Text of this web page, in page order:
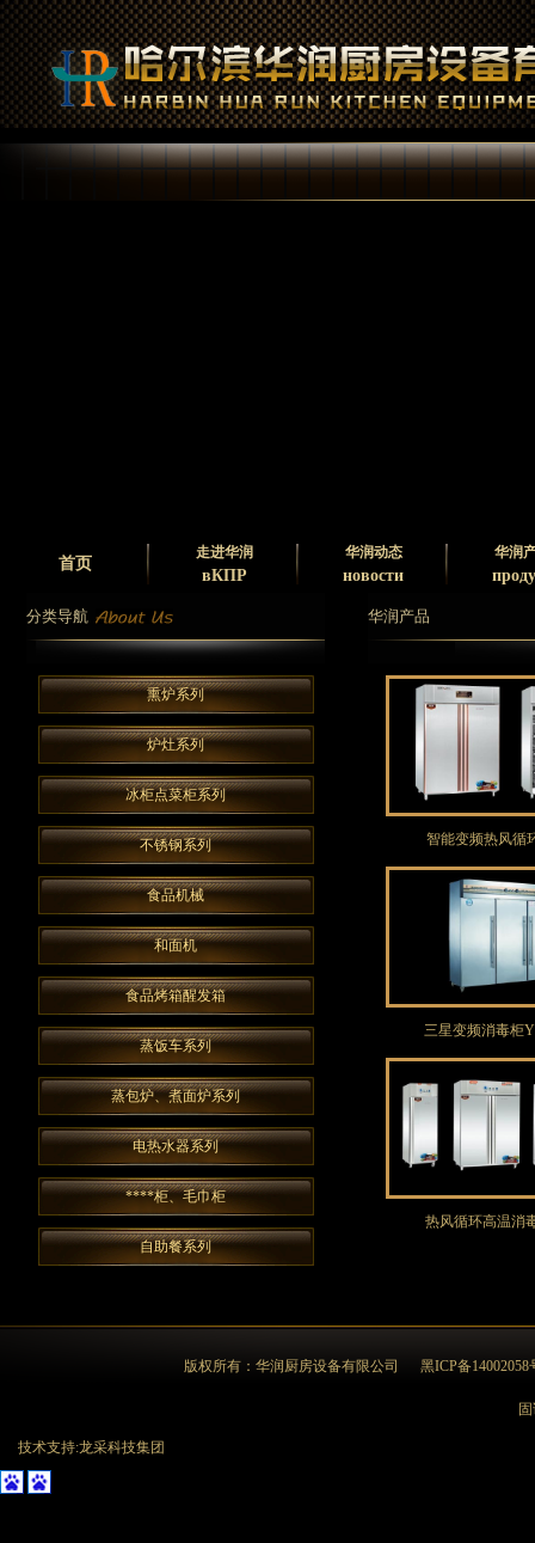
首页
走进华润
вКПР
华润动态
новости
华润
分类导航
熏炉系列
炉灶系列
冰柜点菜柜系列
不锈钢系列
食品机械
和面机
食品烤箱醒发箱
蒸饭车系列
蒸包炉、煮面炉系列
电热水器系列
****柜、毛巾柜
自助餐系列
华润产品
智能变频热风循
三星变频消毒柜
热风循环高温消
版权所有：华润厨房设备有限公司 黑ICP备14002058
技术支持:龙采科技集团